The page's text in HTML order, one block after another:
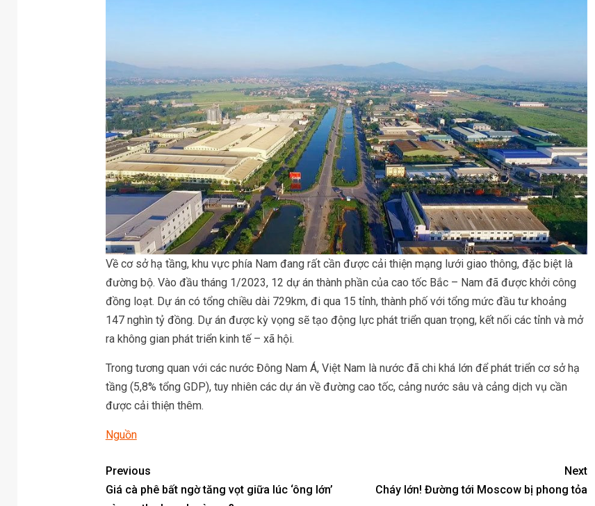
Về cơ sở hạ tầng, khu vực phía Nam đang rất cần được cải thiện mạng lưới giao thông, đặc biệt là
đường bộ. Vào đầu tháng 1/2023, 12 dự án thành phần của cao tốc Bắc – Nam đã được khởi công
đồng loạt. Dự án có tổng chiều dài 729km, đi qua 15 tỉnh, thành phố với tổng mức đầu tư khoảng
147 nghìn tỷ đồng. Dự án được kỳ vọng sẽ tạo động lực phát triển quan trọng, kết nối các tỉnh và mở
ra không gian phát triển kinh tế – xã hội.
Trong tương quan với các nước Đông Nam Á, Việt Nam là nước đã chi khá lớn để phát triển cơ sở hạ
tầng (5,8% tổng GDP), tuy nhiên các dự án về đường cao tốc, cảng nước sâu và cảng dịch vụ cần
được cải thiện thêm.
Nguồn
Previous
Giá cà phê bất ngờ tăng vọt giữa lúc ‘ông lớn’
Next
Cháy lớn! Đường tới Moscow bị phong tỏa